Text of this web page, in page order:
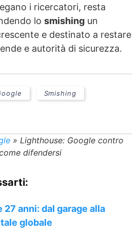
i ricercatori, resta
lo smishing un
e destinato a restare
e autorità di sicurezza.
Smishing
» Lighthouse: Google contro
difendersi
27 anni: dal garage alla
globale